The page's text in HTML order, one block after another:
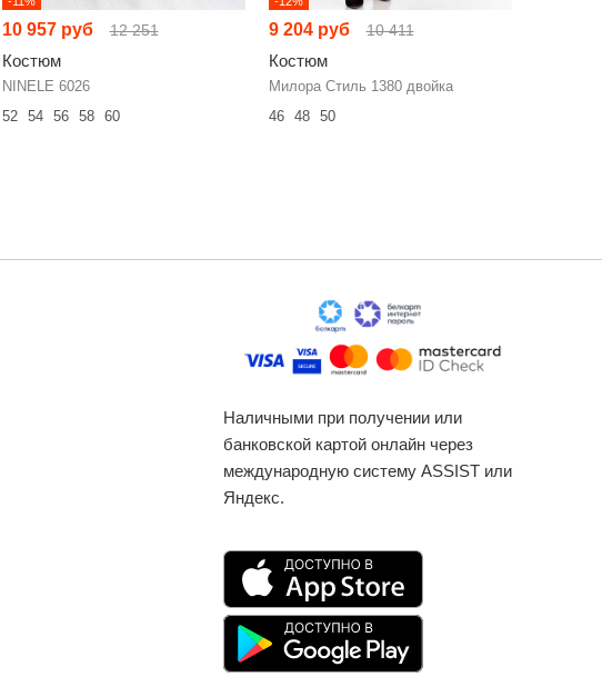
10 957 руб 12 251
Костюм
NINELE 6026
52
54 56 58 60
9 204 руб 10 411
Костюм
Милора Стиль 1380 двойка
46
48 50
Наличными при получении или
банковской картой онлайн через
международную систему ASSIST или
Яндекс.